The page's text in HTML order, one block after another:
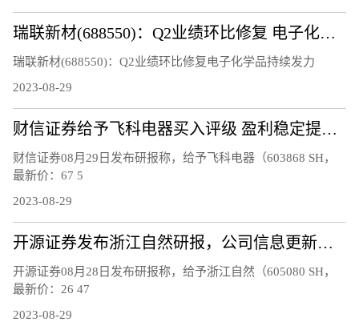
瑞联新材(688550)：Q2业绩环比修复 电子化学品持续发力
瑞联新材(688550)：Q2业绩环比修复电子化学品持续发力
2023-08-29
财信证券给予飞科电器买入评级 盈利稳定提升 期待高速电吹风业务放量
财信证券08月29日发布研报称，给予飞科电器（603868 SH，
最新价：67 5
2023-08-29
开源证券发布浙江自然研报，公司信息更新报告，2023H1 业绩承压，Q2 收入降幅明显收窄
开源证券08月28日发布研报称，给予浙江自然（605080 SH，
最新价：26 47
2023-08-29